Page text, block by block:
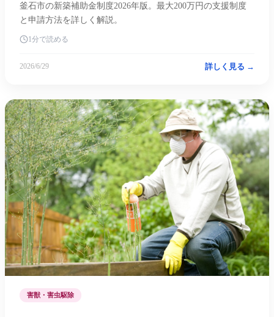
釜石市の新築補助金制度2026年版。最大200万円の支援制度
と申請方法を詳しく解説。
1分で読める
2026/6/29 詳しく見る →
害獣・害虫駆除